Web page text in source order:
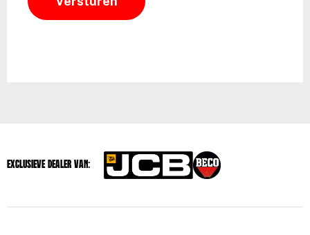
Exclusieve dealer van: